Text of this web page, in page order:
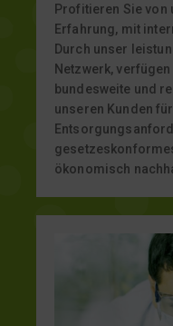
Profitieren Sie
Erfahrung, mit
Durch unser
Netzwerk,
bundesweite und
unseren Kunden
ökonomisch